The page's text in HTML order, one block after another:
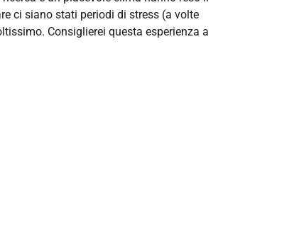
ci siano stati periodi di stress (a volte
Consiglierei questa esperienza a